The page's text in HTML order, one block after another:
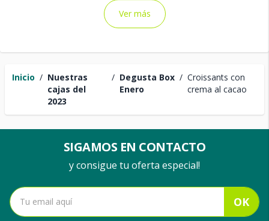
Inicio / Nuestras
cajas del
2023
/ Degusta Box
Enero
/ Croissants con
crema al cacao
Ver más
SIGAMOS EN CONTACTO
y consigue tu oferta especial!
OK